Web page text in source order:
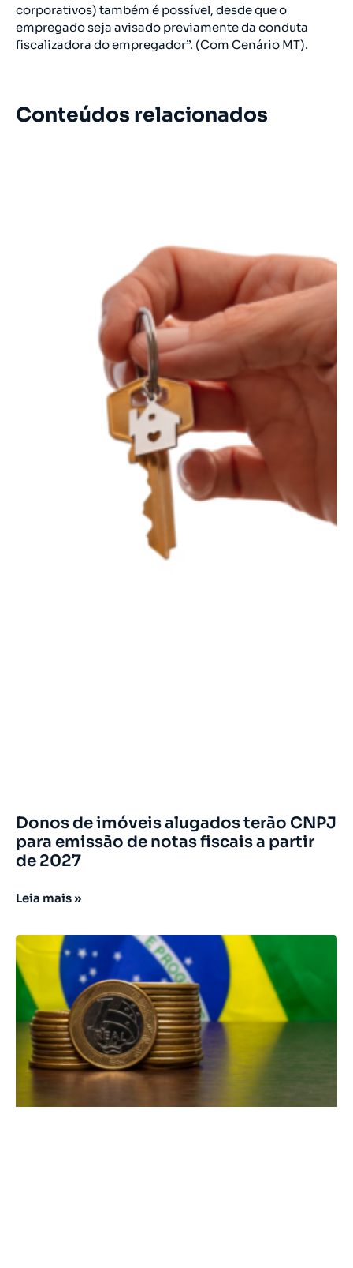
corporativos) também é possível, desde que o
empregado seja avisado previamente da conduta
fiscalizadora do empregador”. (Com Cenário MT).
Conteúdos relacionados
Donos de imóveis alugados terão CNPJ
para emissão de notas fiscais a partir
de 2027
Leia mais »